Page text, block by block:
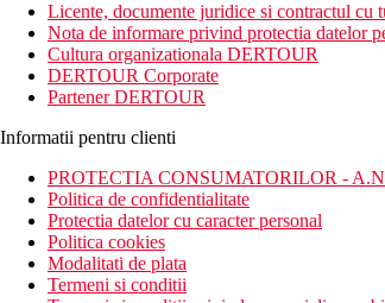
Licente, documente juridice si contractul cu
Nota de informare privind protectia datelor
Cultura organizationala DERTOUR
DERTOUR Corporate
Partener DERTOUR
Informatii pentru clienti
PROTECTIA CONSUMATORILOR -
Politica de confidentialitate
Protectia datelor cu caracter personal
Politica cookies
Modalitati de plata
Termeni si conditii